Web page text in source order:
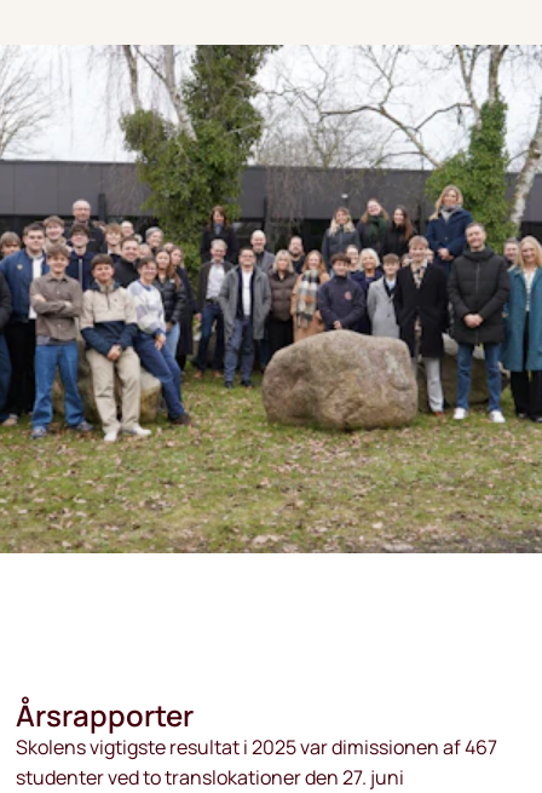
Årsrapporter
Skolens vigtigste resultat i 2025 var dimissionen af 467
studenter ved to translokationer den 27. juni